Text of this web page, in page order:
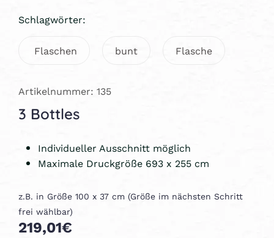
Schlagwörter:
Flaschen bunt Flasche
Artikelnummer: 135
3 Bottles
Individueller Ausschnitt möglich
Maximale Druckgröße 693 x 255 cm
z.B. in Größe 100 x 37 cm (Größe im nächsten Schritt
frei wählbar)
219,01€